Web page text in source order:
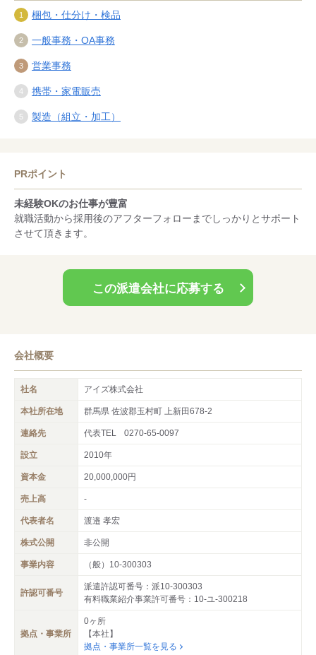
梱包・仕分け・検品
一般事務・OA事務
営業事務
携帯・家電販売
製造（組立・加工）
PRポイント
未経験OKのお仕事が豊富
就職活動から採用後のアフターフォローまでしっかりとサポート
させて頂きます。
この派遣会社に応募する
会社概要
社名 アイズ株式会社
本社所在地 群馬県 佐波郡玉村町 上新田678‐2
連絡先 代表TEL 0270-65-0097
設立 2010年
資本金 20,000,000円
売上高 -
代表者名 渡邉 孝宏
株式公開 非公開
事業内容 （般）10-300303
許認可番号
派遣許認可番号：派10-300303
有料職業紹介事業許可番号：10-ユ-300218
拠点・事業所
0ヶ所
【本社】
拠点・事業所一覧を見る